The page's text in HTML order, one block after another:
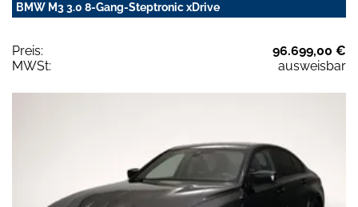
BMW M3 3.0 8-Gang-Steptronic xDrive
Preis:
96.699,00 €
MWSt:
ausweisbar